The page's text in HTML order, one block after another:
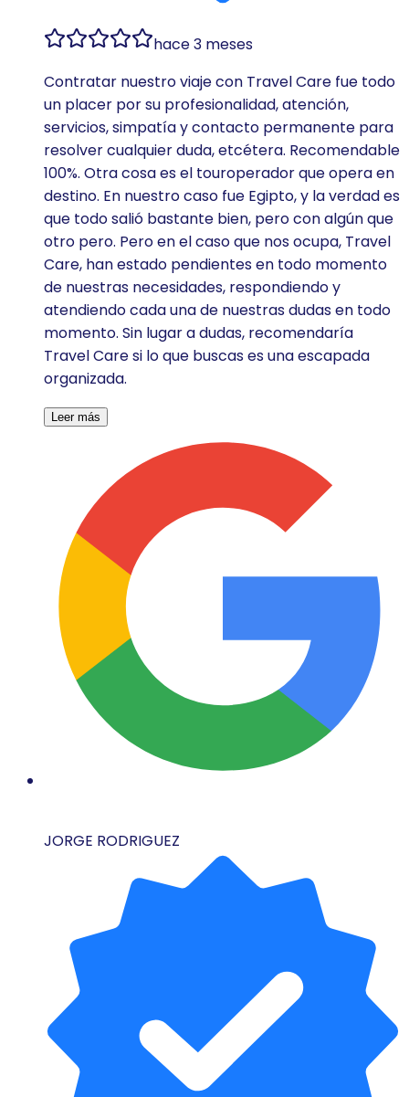
hace 3 meses
Contratar nuestro viaje con Travel Care fue todo
un placer por su profesionalidad, atención,
servicios, simpatía y contacto permanente para
resolver cualquier duda, etcétera. Recomendable
100%. Otra cosa es el touroperador que opera en
destino. En nuestro caso fue Egipto, y la verdad es
que todo salió bastante bien, pero con algún que
otro pero. Pero en el caso que nos ocupa, Travel
Care, han estado pendientes en todo momento
de nuestras necesidades, respondiendo y
atendiendo cada una de nuestras dudas en todo
momento. Sin lugar a dudas, recomendaría
Travel Care si lo que buscas es una escapada
organizada.
Leer más
JORGE RODRIGUEZ